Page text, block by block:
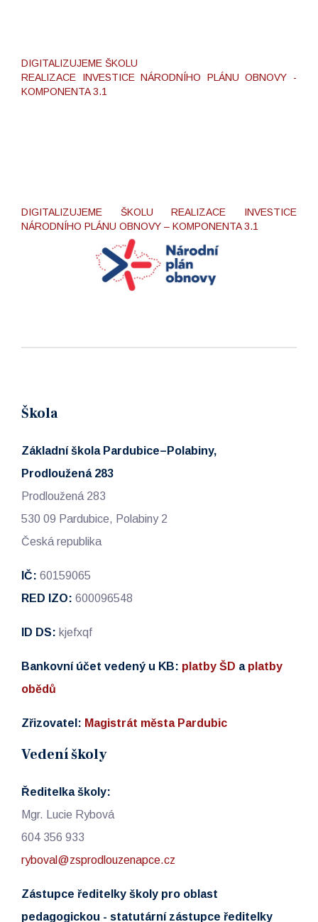
DIGITALIZUJEME ŠKOLU
REALIZACE INVESTICE NÁRODNÍHO PLÁNU OBNOVY -
KOMPONENTA 3.1
DIGITALIZUJEME ŠKOLU REALIZACE INVESTICE
NÁRODNÍHO PLÁNU OBNOVY – KOMPONENTA 3.1
Škola
Základní škola Pardubice–Polabiny,
Prodloužená 283
Prodloužená 283
530 09 Pardubice, Polabiny 2
Česká republika
IČ: 60159065
RED IZO: 600096548
ID DS: kjefxqf
Bankovní účet vedený u KB: platby ŠD a platby
obědů
Zřizovatel: Magistrát města Pardubic
Vedení školy
Ředitelka školy:
Mgr. Lucie Rybová
604 356 933
ryboval@zsprodlouzenapce.cz
Zástupce ředitelky školy pro oblast
pedagogickou - statutární zástupce ředitelky